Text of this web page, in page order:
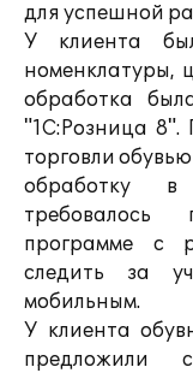
для успешной
У клиента
номенклатуры,
обработка
"1С:Розница 8".
торговли
обработку
требовалось
программе с
следить за
мобильным.
У клиента
предложили